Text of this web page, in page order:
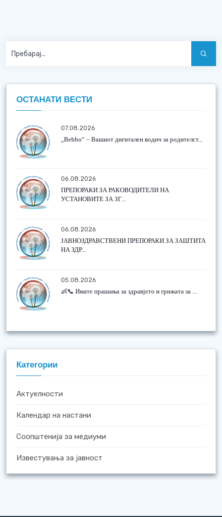
ОСТАНАТИ ВЕСТИ
07.08.2026
„Bebbo“ – Вашиот дигитален водич за родителст...
06.08.2026
ПРЕПОРАКИ ЗА РАКОВОДИТЕЛИ НА
УСТАНОВИТЕ ЗА ЗГ...
06.08.2026
ЈАВНОЗДРАВСТВЕНИ ПРЕПОРАКИ ЗА ЗАШТИТА
НА ЗДР...
05.08.2026
👶📞 Имате прашања за здравјето и грижата за ...
Категории
Актуелности
Календар на настани
Соопштенија за медиуми
Известувања за јавност